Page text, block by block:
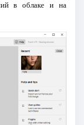
в облаке и на